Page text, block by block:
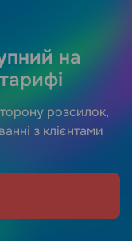
на
розсилок,
з клієнтами